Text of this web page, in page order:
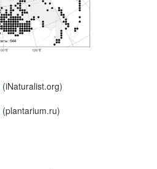
(iNaturalist.org)
(plantarium.ru)